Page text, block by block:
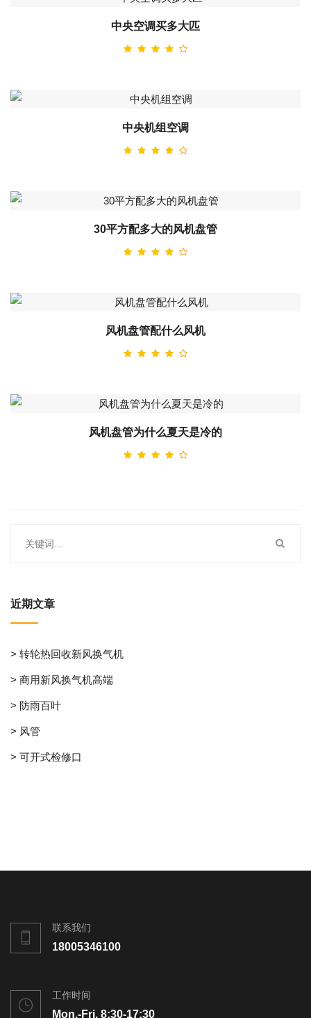
中央空调买多大匹
中央机组空调
30平方配多大的风机盘管
风机盘管配什么风机
风机盘管为什么夏天是冷的
近期文章
> 转轮热回收新风换气机
> 商用新风换气机高端
> 防雨百叶
> 风管
> 可开式检修口
联系我们
18005346100
工作时间
Mon.-Fri. 8:30-17:30